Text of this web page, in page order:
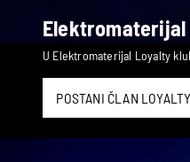
Elektromaterijal
U Elektromaterijal Loyalty
POSTANI ČLAN